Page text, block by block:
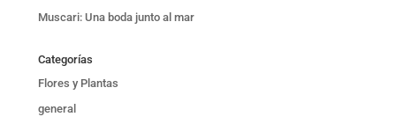
Muscari: Una boda junto al mar
Categorías
Flores y Plantas
general